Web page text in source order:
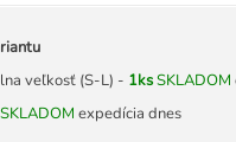
veľkosť (S-L) - 1ksSKLADOM
SKLADOM expedícia dnes